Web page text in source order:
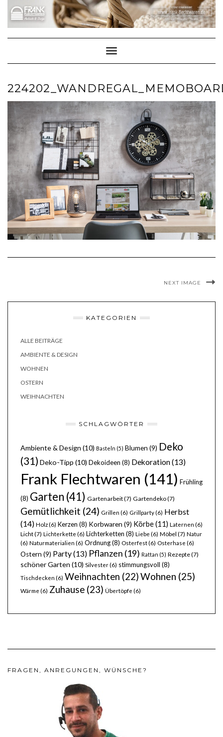
content
Toggle Navigation
NEXT IMAGE
KATEGORIEN
ALLE BEITRÄGE
AMBIENTE & DESIGN
WOHNEN
OSTERN
WEIHNACHTEN
SCHLAGWÖRTER
Ambiente & Design (10) Basteln (5) Blumen (9) Deko
(31) Deko-Tipp (10) Dekoideen (8) Dekoration(13)
Frank Flechtwaren (141) Frühling
(8) Garten (41) Gartenarbeit(7) Gartendeko(7)
Gemütlichkeit (24) Grillen (6) Grillparty(6) Herbst
(14) Holz(6) Kerzen (8) Korbwaren (9) Körbe(11) Laternen (6)
Licht(7) Lichterkette (6) Lichterketten (8) Liebe (6) Möbel (7) Natur
(6) Naturmaterialien (6) Ordnung(8) Osterfest(6) Osterhase (6)
Ostern (9) Party(13) Pflanzen (19) Rattan (5) Rezepte(7)
schöner Garten (10) Silvester(6) stimmungsvoll (8)
Tischdecken (6) Weihnachten (22)Wohnen (25)
Wärme (6) Zuhause (23) Übertöpfe (6)
FRAGEN, ANREGUNGEN, WÜNSCHE?